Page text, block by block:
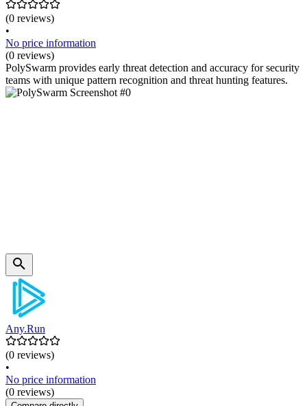
(0 reviews)
•
No price information
(0 reviews)
PolySwarm provides early threat detection and accuracy for security
teams with unique pattern recognition and threat hunting features.
Any.Run
(0 reviews)
•
No price information
(0 reviews)